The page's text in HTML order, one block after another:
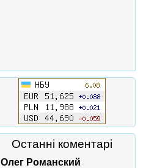
Останні коментарі
Олег Романский